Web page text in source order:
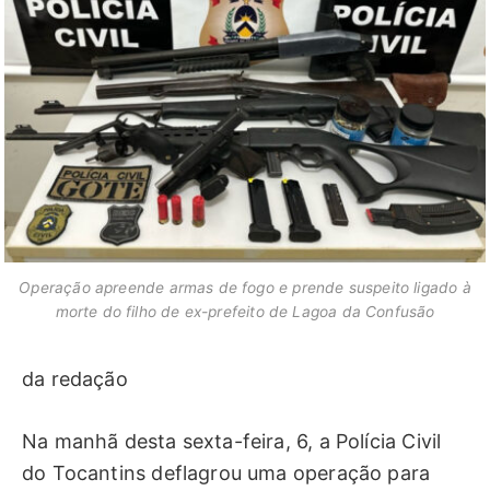
Operação apreende armas de fogo e prende suspeito ligado à
morte do filho de ex-prefeito de Lagoa da Confusão
da redação
Na manhã desta sexta-feira, 6, a Polícia Civil
do Tocantins deflagrou uma operação para